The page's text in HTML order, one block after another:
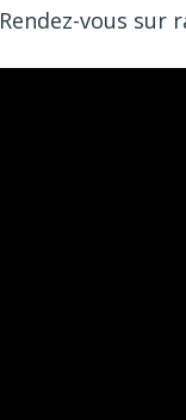
Rendez-vous sur